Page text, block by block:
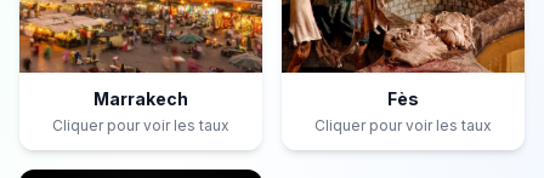
Marrakech
Cliquer pour voir les taux
Fès
Cliquer pour voir les taux